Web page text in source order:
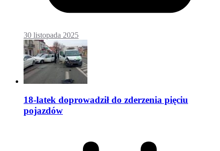
30 listopada 2025
18-latek doprowadził do zderzenia pięciu
pojazdów